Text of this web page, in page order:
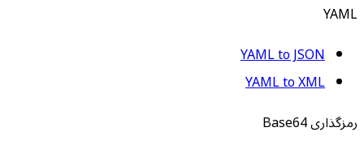
YAML
YAML to JSON
YAML to XML
رمزگذاری Base64